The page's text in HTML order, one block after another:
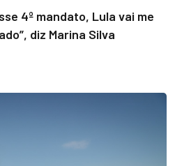
4º mandato, Lula vai me
diz Marina Silva